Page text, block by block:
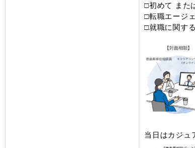
□初めて また
□転職エージ
□就職に関す
当日はカジュ